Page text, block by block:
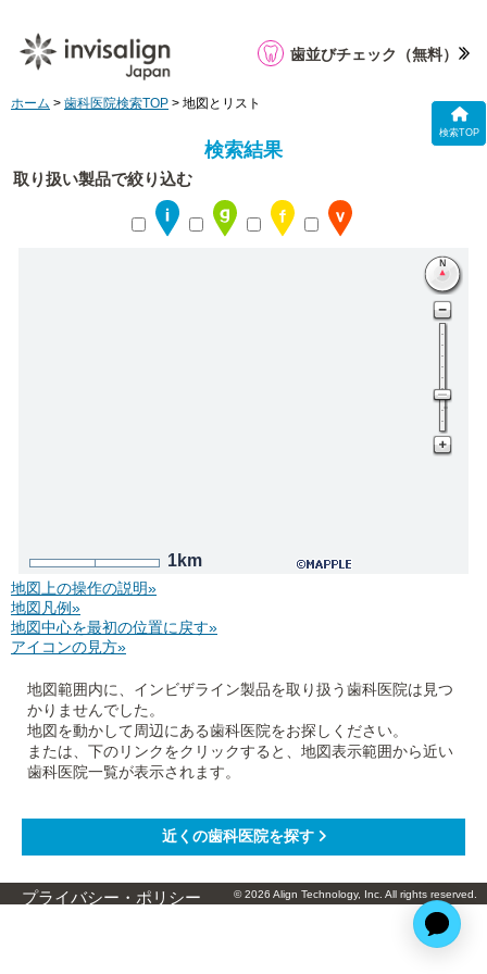
検索TOP
歯並びチェック （無料）
ホーム > 歯科医院検索TOP > 地図とリスト
検索結果
取り扱い製品で絞り込む
1km
地図上の操作の説明»
地図凡例»
地図中心を最初の位置に戻す»
アイコンの見方»
地図範囲内に、インビザライン製品を取り扱う歯科医院は見つ
かりませんでした。
地図を動かして周辺にある歯科医院をお探しください。
または、下のリンクをクリックすると、地図表示範囲から近い
歯科医院一覧が表示されます。
プライバシー・ポリシー © 2026 Align Technology, Inc. All rights reserved.